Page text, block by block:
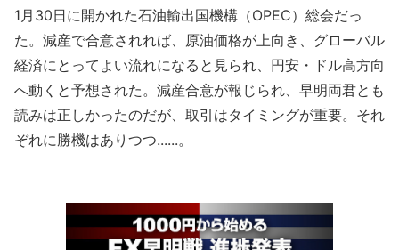
1月30日に開かれた石油輸出国機構（OPEC）総会だっ
た。減産で合意されれば、原油価格が上向き、グローバル
経済にとってよい流れになると見られ、円安・ドル高方向
へ動くと予想された。減産合意が報じられ、早明両君とも
読みは正しかったのだが、取引はタイミングが重要。それ
ぞれに勝機はありつつ......。